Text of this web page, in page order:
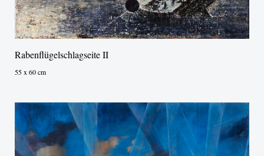
Rabenflügelschlagseite II
55 x 60 cm